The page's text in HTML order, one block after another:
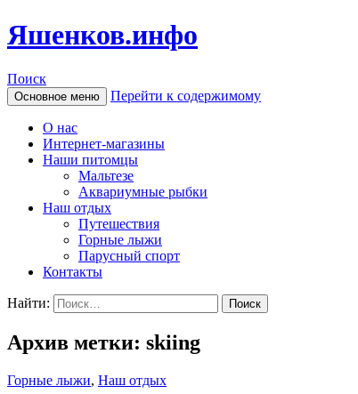
Яшенков.инфо
Поиск
Основное меню Перейти к содержимому
О нас
Интернет-магазины
Наши питомцы
Мальтезе
Аквариумные рыбки
Наш отдых
Путешествия
Горные лыжи
Парусный спорт
Контакты
Найти:
Архив метки: skiing
Горные лыжи, Наш отдых